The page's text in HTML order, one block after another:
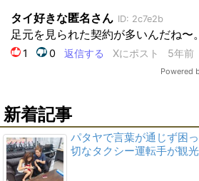
新着記事
パタヤで言葉が通じず困
切なタクシー運転手が観